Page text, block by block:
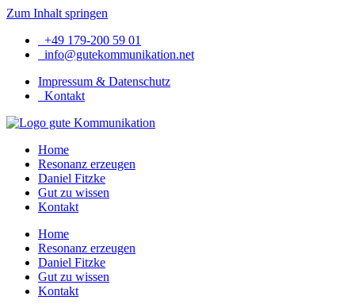
Zum Inhalt springen
+49 179-200 59 01
info@gutekommunikation.net
Impressum & Datenschutz
Kontakt
Home
Resonanz erzeugen
Daniel Fitzke
Gut zu wissen
Kontakt
Home
Resonanz erzeugen
Daniel Fitzke
Gut zu wissen
Kontakt